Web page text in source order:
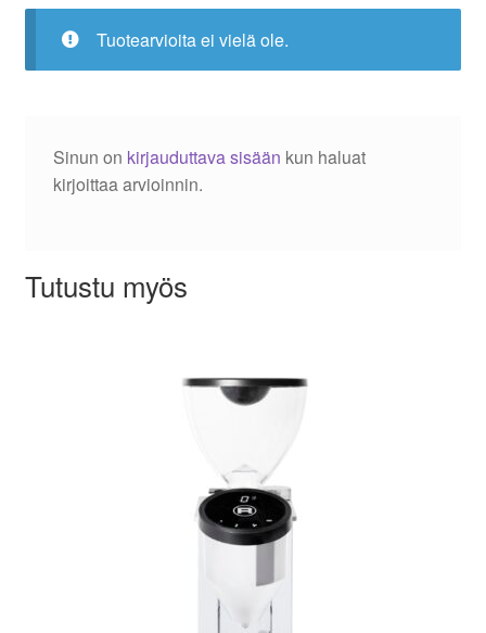
Tuotearvioita ei vielä ole.
Sinun on kirjauduttava sisään kun haluat
kirjoittaa arvioinnin.
Tutustu myös